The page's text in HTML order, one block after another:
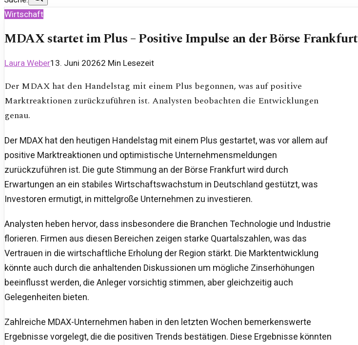
Wirtschaft
MDAX startet im Plus – Positive Impulse an der Börse Frankfurt
Laura Weber13. Juni 20262 Min Lesezeit
Der MDAX hat den Handelstag mit einem Plus begonnen, was auf positive
Marktreaktionen zurückzuführen ist. Analysten beobachten die Entwicklungen
genau.
Der MDAX hat den heutigen Handelstag mit einem Plus gestartet, was vor allem auf
positive Marktreaktionen und optimistische Unternehmensmeldungen
zurückzuführen ist. Die gute Stimmung an der Börse Frankfurt wird durch
Erwartungen an ein stabiles Wirtschaftswachstum in Deutschland gestützt, was
Investoren ermutigt, in mittelgroße Unternehmen zu investieren.
Analysten heben hervor, dass insbesondere die Branchen Technologie und Industrie
florieren. Firmen aus diesen Bereichen zeigen starke Quartalszahlen, was das
Vertrauen in die wirtschaftliche Erholung der Region stärkt. Die Marktentwicklung
könnte auch durch die anhaltenden Diskussionen um mögliche Zinserhöhungen
beeinflusst werden, die Anleger vorsichtig stimmen, aber gleichzeitig auch
Gelegenheiten bieten.
Zahlreiche MDAX-Unternehmen haben in den letzten Wochen bemerkenswerte
Ergebnisse vorgelegt, die die positiven Trends bestätigen. Diese Ergebnisse könnten